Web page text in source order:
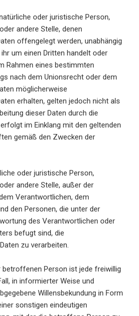
oder juristische Person,
andere Stelle, denen
offengelegt werden, unabhängig
um einen Dritten handelt oder
Rahmen eines bestimmten
nach dem Unionsrecht oder dem
möglicherweise
erhalten, gelten jedoch nicht als
dieser Daten durch die
im Einklang mit den geltenden
gemäß den Zwecken der
oder juristische Person,
andere Stelle, außer der
Verantwortlichen, dem
den Personen, die unter der
des Verantwortlichen oder
befugt sind, die
zu verarbeiten.
betroffenen Person ist jede freiwillig
in informierter Weise und
Willensbekundung in Form
sonstigen eindeutigen